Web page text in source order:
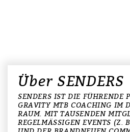
Über SENDERS
SENDERS IST DIE FÜHRENDE
GRAVITY MTB COACHING IM
RAUM. MIT TAUSENDEN
REGELMÄSSIGEN EVENTS (Z.